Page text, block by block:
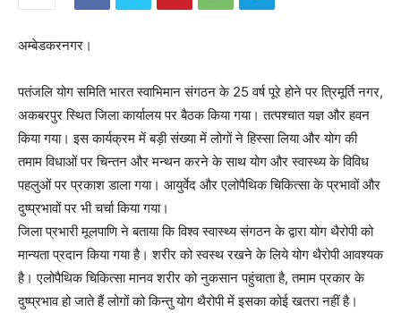
अम्बेडकरनगर।
पतंजलि योग समिति भारत स्वाभिमान संगठन के 25 वर्ष पूरे होने पर त्रिमूर्ति नगर,
अकबरपुर स्थित जिला कार्यालय पर बैठक किया गया। तत्पश्चात यज्ञ और हवन
किया गया। इस कार्यक्रम में बड़ी संख्या में लोगों ने हिस्सा लिया और योग की
तमाम विधाओं पर चिन्तन और मन्थन करने के साथ योग और स्वास्थ्य के विविध
पहलुओं पर प्रकाश डाला गया। आयुर्वेद और एलोपैथिक चिकित्सा के प्रभावों और
दुष्प्रभावों पर भी चर्चा किया गया।
जिला प्रभारी मूलपाणि ने बताया कि विश्व स्वास्थ्य संगठन के द्वारा योग थैरोपी को
मान्यता प्रदान किया गया है। शरीर को स्वस्थ रखने के लिये योग थैरोपी आवश्यक
है। एलोपैथिक चिकित्सा मानव शरीर को नुकसान पहुंचाता है, तमाम प्रकार के
दुष्प्रभाव हो जाते हैं लोगों को किन्तु योग थैरोपी में इसका कोई खतरा नहीं है।